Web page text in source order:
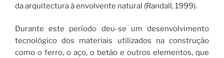
da arquitectura à envolvente natural (Randall, 1999).
Durante este período deu-se um desenvolvimento
tecnológico dos materiais utilizados na construção
como o ferro, o aço, o betão e outros elementos, que